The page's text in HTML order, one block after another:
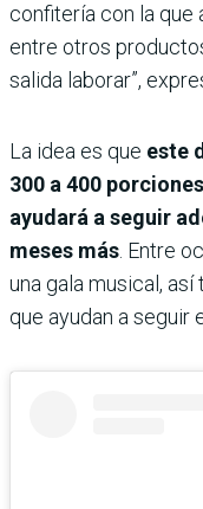
confitería con la que
entre otros
salida laborar”,
La idea es que este
300 a 400
ayudará a seguir
meses más . Entre
una gala musical,
que ayudan a seguir